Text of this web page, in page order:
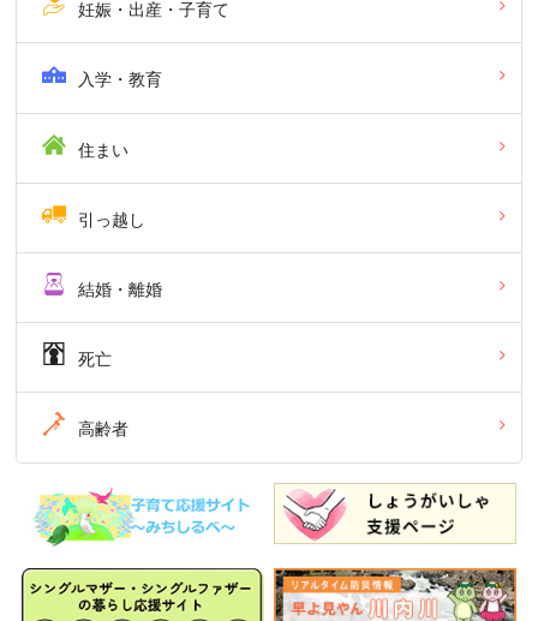
妊娠・出産・子育て
入学・教育
住まい
引っ越し
結婚・離婚
死亡
高齢者